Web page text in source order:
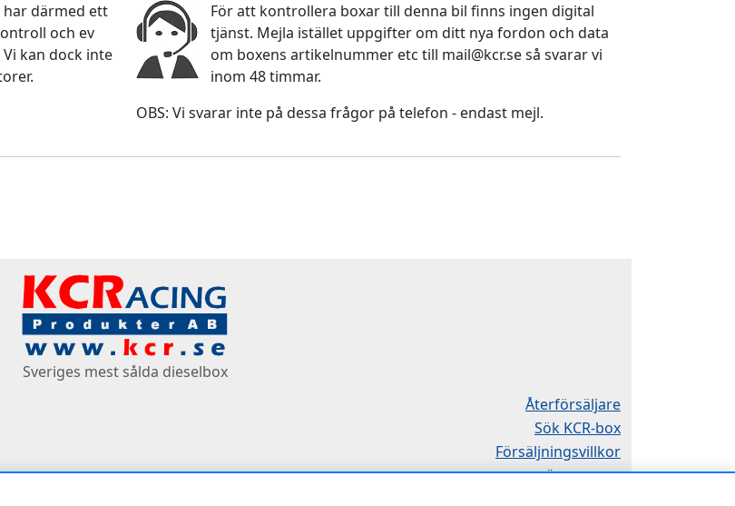
därmed ett
och ev
kan dock inte
För att kontrollera boxar till denna bil finns ingen digital
tjänst. Mejla istället uppgifter om ditt nya fordon och data
om boxens artikelnummer etc till mail@kcr.se så svarar vi
inom 48 timmar.
OBS: Vi svarar inte på dessa frågor på telefon - endast mejl.
Sveriges mest sålda dieselbox
Återförsäljare
Sök KCR-box
Försäljningsvillkor
Öppettider